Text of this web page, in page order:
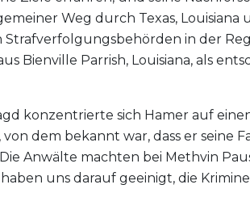
Weg durch Texas, Louisiana
in der
Bienville Parrish, Louisiana, als
konzentrierte sich Hamer auf
dem bekannt war, dass er seine
Anwälte machten bei Methvin
uns darauf geeinigt, die